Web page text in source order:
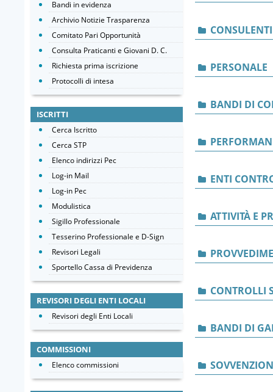
PERSONALE
BANDI DI
ENTI
ATTIVITÀ E
CONTROLLI
BANDI DI
Bandi in evidenza
Archivio Notizie Trasparenza
Comitato Pari Opportunità
Consulta Praticanti e Giovani D. C.
Richiesta prima iscrizione
Protocolli di intesa
ISCRITTI
Cerca Iscritto
Cerca STP
Elenco indirizzi Pec
Log-in Mail
Log-in Pec
Modulistica
Sigillo Professionale
Tesserino Professionale e D-Sign
Revisori Legali
Sportello Cassa di Previdenza
REVISORI DEGLI ENTI LOCALI
Revisori degli Enti Locali
COMMISSIONI
Elenco commissioni